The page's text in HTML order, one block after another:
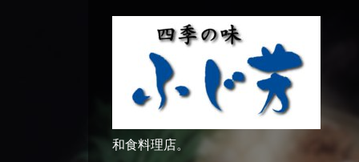
和食料理店。